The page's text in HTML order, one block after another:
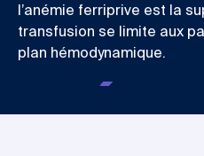
l’anémie ferriprive est la
transfusion se limite aux
plan hémodynamique.